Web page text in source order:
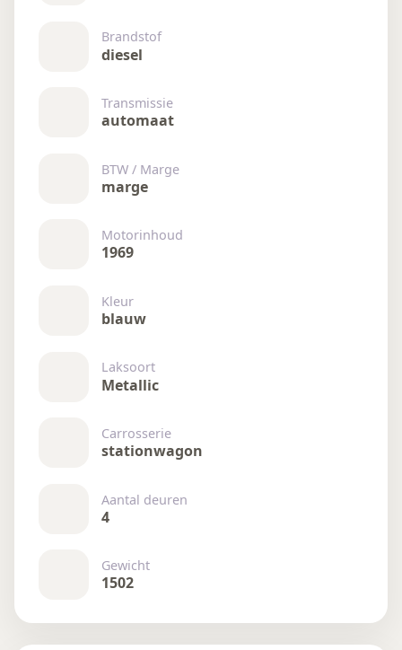
Brandstof
diesel
Transmissie
automaat
BTW / Marge
marge
Motorinhoud
1969
Kleur
blauw
Laksoort
Metallic
Carrosserie
stationwagon
Aantal deuren
4
Gewicht
1502